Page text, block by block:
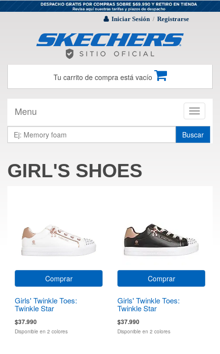
Iniciar Sesión / Registrarse
Tu carrito de compra está vacío
Toggle
Menu
Buscar
GIRL'S SHOES
Comprar
Girls' Twinkle Toes:
Twinkle Star
$37.990
Disponible en 2 colores
Comprar
Girls' Twinkle Toes:
Twinkle Star
$37.990
Disponible en 2 colores